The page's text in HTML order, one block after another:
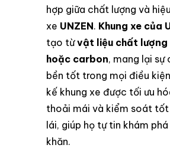
hợp giữa chất lượng và
xe UNZEN. Khung xe của
tạo từvật liệu chất lượng
hoặc carbon, mang lại sự
bền tốt trong mọi điều
kế khung xe được tối ưu
thoải mái và kiểm soát
lái, giúp họ tự tin khám
khăn.